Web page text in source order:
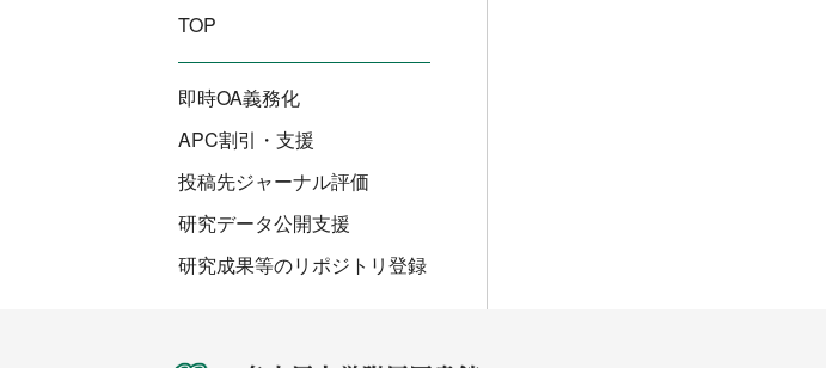
TOP
即時OA義務化
APC割引・支援
投稿先ジャーナル評価
研究データ公開支援
研究成果等のリポジトリ登録